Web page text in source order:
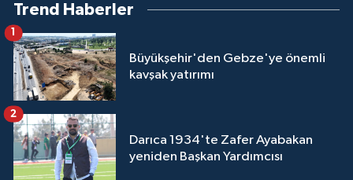
Trend Haberler
Büyükşehir'den Gebze'ye önemli
kavşak yatırımı
1
Darıca 1934'te Zafer Ayabakan
yeniden Başkan Yardımcısı
2